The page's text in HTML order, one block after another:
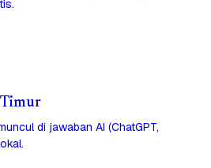
Timur
di jawaban AI (ChatGPT,